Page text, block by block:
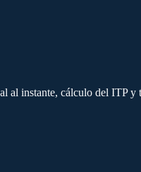
instante, cálculo del ITP